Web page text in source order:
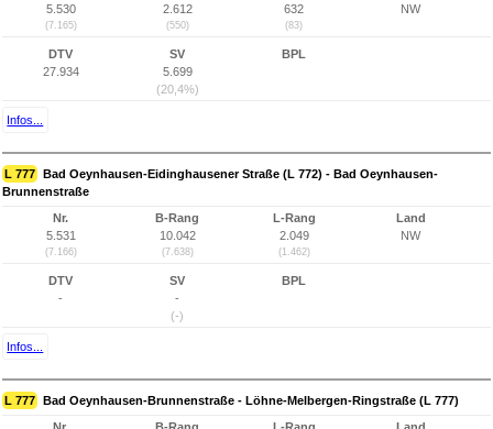
5.530
(7.165)
2.612
(550)
632
(83)
NW
DTV
27.934
SV
5.699
(20,4%)
BPL
Infos...
L 777 Bad Oeynhausen-Eidinghausener Straße (L 772) - Bad Oeynhausen-
Brunnenstraße
Nr.
5.531
(7.166)
B-Rang
10.042
(7.638)
L-Rang
2.049
(1.462)
Land
NW
DTV
-
SV
-
(-)
BPL
Infos...
L 777 Bad Oeynhausen-Brunnenstraße - Löhne-Melbergen-Ringstraße (L 777)